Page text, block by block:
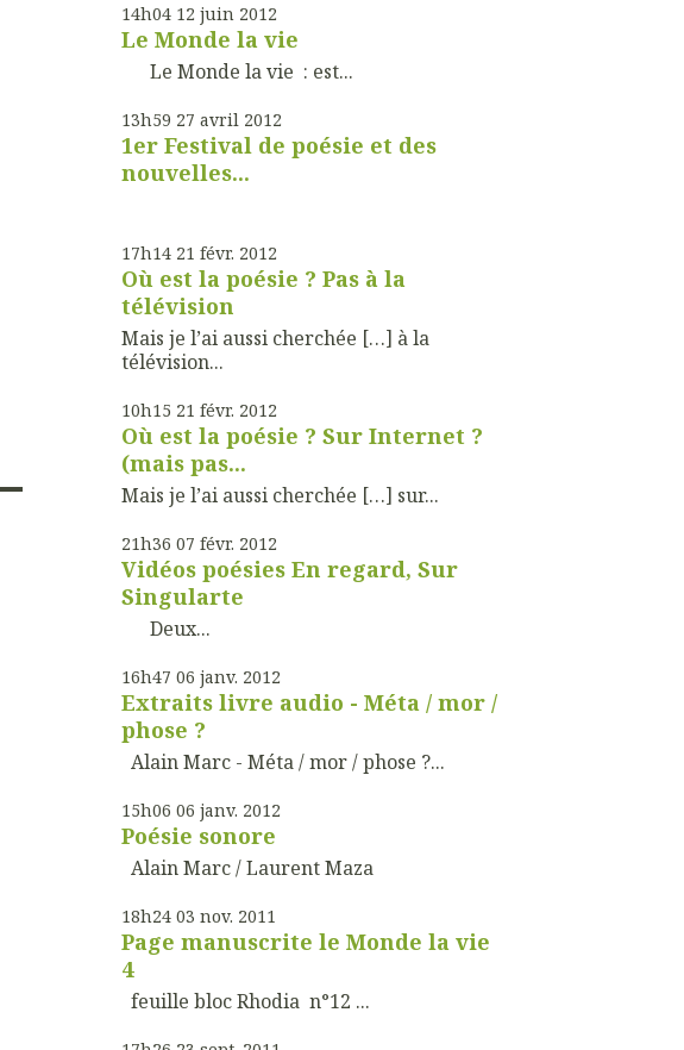
14h04 12 juin 2012
Le Monde la vie
Le Monde la vie : est...
13h59 27 avril 2012
1er Festival de poésie et des
nouvelles...
17h14 21 févr. 2012
Où est la poésie ? Pas à la
télévision
Mais je l’ai aussi cherchée […] à la
télévision...
10h15 21 févr. 2012
Où est la poésie ? Sur Internet ?
(mais pas...
Mais je l’ai aussi cherchée […] sur...
21h36 07 févr. 2012
Vidéos poésies En regard, Sur
Singularte
Deux...
16h47 06 janv. 2012
Extraits livre audio - Méta / mor /
phose ?
Alain Marc - Méta / mor / phose ?...
15h06 06 janv. 2012
Poésie sonore
Alain Marc / Laurent Maza
18h24 03 nov. 2011
Page manuscrite le Monde la vie
4
feuille bloc Rhodia n°12 ...